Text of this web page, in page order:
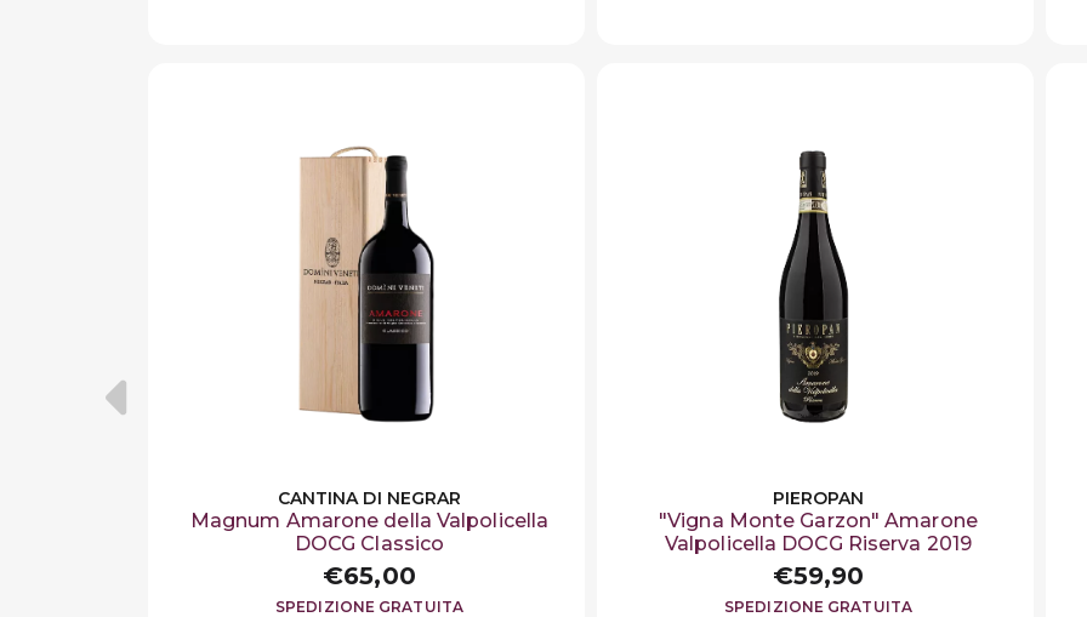
CANTINA DI NEGRAR
Magnum Amarone della Valpolicella
DOCG Classico
€65,00
SPEDIZIONE GRATUITA
PIEROPAN
"Vigna Monte Garzon" Amarone
Valpolicella DOCG Riserva 2019
€59,90
SPEDIZIONE GRATUITA